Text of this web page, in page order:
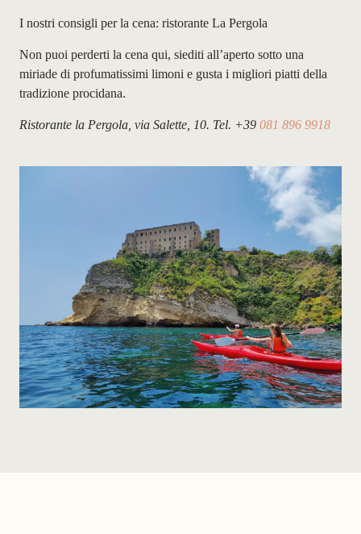
I nostri consigli per la cena: ristorante La Pergola
Non puoi perderti la cena qui, siediti all’aperto sotto una
miriade di profumatissimi limoni e gusta i migliori piatti della
tradizione procidana.
Ristorante la Pergola, via Salette, 10. Tel. +39 081 896 9918